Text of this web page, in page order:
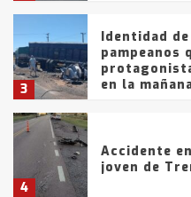
3
Identidad
pampeanos
en la
4
Accidente
joven de